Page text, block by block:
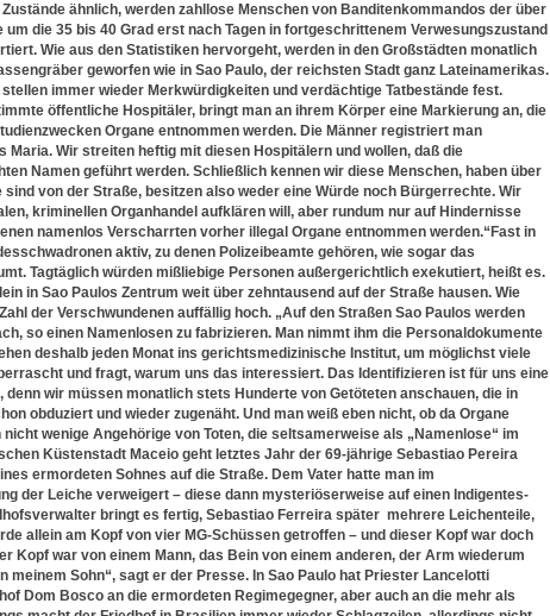
ähnlich, werden zahllose Menschen von Banditenkommandos der über
die 35 bis 40 Grad erst nach Tagen in fortgeschrittenem Verwesungszustand
Wie aus den Statistiken hervorgeht, werden in den Großstädten monatlich
geworfen wie in Sao Paulo, der reichsten Stadt ganz Lateinamerikas.
immer wieder Merkwürdigkeiten und verdächtige Tatbestände fest.
öffentliche Hospitäler, bringt man an ihrem Körper eine Markierung an, die
Organe entnommen werden. Die Männer registriert man
Maria. Wir streiten heftig mit diesen Hospitälern und wollen, daß die
Namen geführt werden. Schließlich kennen wir diese Menschen, haben über
von der Straße, besitzen also weder eine Würde noch Bürgerrechte. Wir
kriminellen Organhandel aufklären will, aber rundum nur auf Hindernisse
namenlos Verscharrten vorher illegal Organe entnommen werden.“ Fast in
aktiv, zu denen Polizeibeamte gehören, wie sogar das
Tagtäglich würden mißliebige Personen außergerichtlich exekutiert, heißt es.
in Sao Paulos Zentrum weit über zehntausend auf der Straße hausen. Wie
der Verschwundenen auffällig hoch. „Auf den Straßen Sao Paulos werden
so einen Namenlosen zu fabrizieren. Man nimmt ihm die Personaldokumente
deshalb jeden Monat ins gerichtsmedizinische Institut, um möglichst viele
und fragt, warum uns das interessiert. Das Identifizieren ist für uns eine
wir müssen monatlich stets Hunderte von Getöteten anschauen, die in
obduziert und wieder zugenäht. Und man weiß eben nicht, ob da Organe
wenige Angehörige von Toten, die seltsamerweise als „Namenlose“ im
Küstenstadt Maceio geht letztes Jahr der 69-jährige Sebastiao Pereira
ermordeten Sohnes auf die Straße. Dem Vater hatte man im
der Leiche verweigert – diese dann mysteriöserweise auf einen Indigentes-
bringt es fertig, Sebastiao Ferreira später mehrere Leichenteile,
allein am Kopf von vier MG-Schüssen getroffen – und dieser Kopf war doch
Kopf war von einem Mann, das Bein von einem anderen, der Arm wiederum
meinem Sohn“, sagt er der Presse. In Sao Paulo hat Priester Lancelotti
Dom Bosco an die ermordeten Regimegegner, aber auch an die mehr als